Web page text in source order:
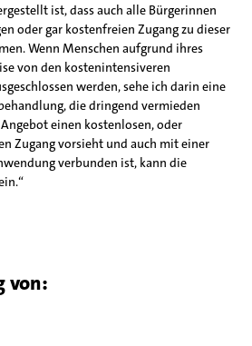
ist, dass auch alle Bürgerinnen
oder gar kostenfreien Zugang zu dieser
Wenn Menschen aufgrund ihres
von den kostenintensiveren
werden, sehe ich darin eine
die dringend vermieden
einen kostenlosen, oder
Zugang vorsieht und auch mit einer
verbunden ist, kann die
von: